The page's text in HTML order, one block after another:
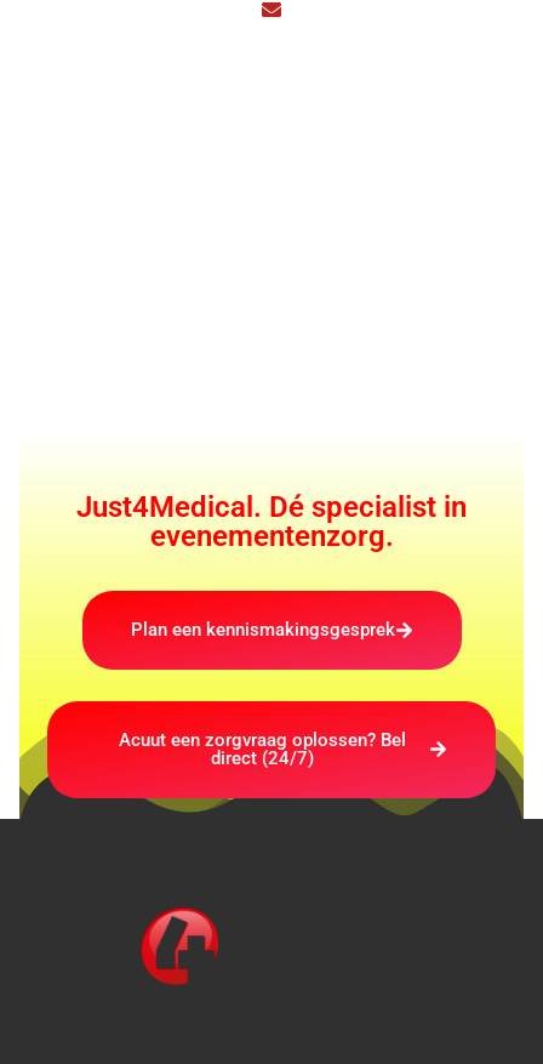
Just4Medical. Dé specialist in
evenementenzorg.
Plan een kennismakingsgesprek
Acuut een zorgvraag oplossen? Bel
direct (24/7)